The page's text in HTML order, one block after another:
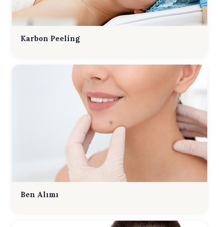
Karbon Peeling
Ben Alımı